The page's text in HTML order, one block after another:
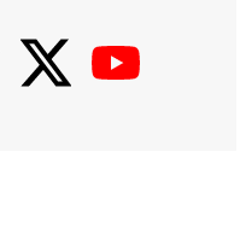
【threads】 【Twitter】